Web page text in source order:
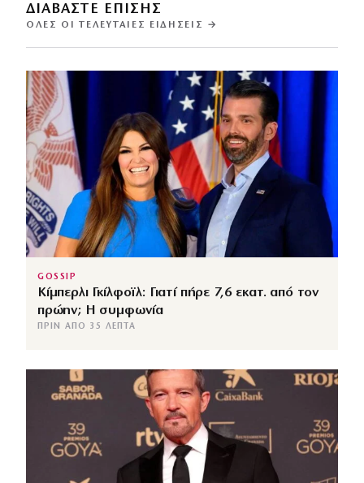
ΔΙΑΒΑΣΤΕ ΕΠΙΣΗΣ
ΌΛΕΣ ΟΙ ΤΕΛΕΥΤΑΊΕΣ ΕΙΔΉΣΕΙΣ →
GOSSIP
Κίμπερλι Γκίλφοϊλ: Γιατί πήρε 7,6 εκατ. από τον
πρώην; Η συμφωνία
ΠΡΙΝ ΑΠΌ 35 ΛΕΠΤΆ